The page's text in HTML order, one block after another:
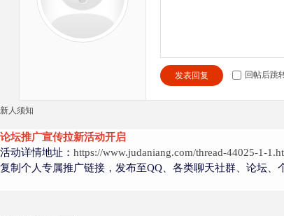
发表回复 回帖后跳
新人须知
论坛推广宣传拉新活动开启
活动详情地址： https://www.judaniang.com/thread-44025-1-
复制个人专属推广链接，发布至QQ、各类聊天社群、论坛